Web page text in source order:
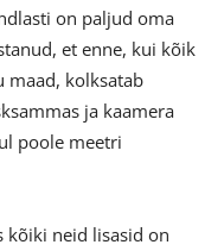
on paljud oma
et enne, kui kõik
maad, kolksatab
ja kaamera
poole meetri
kõiki neid lisasid on